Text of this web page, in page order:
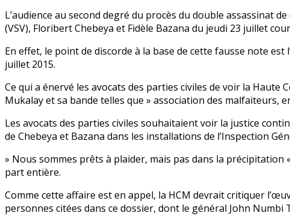
L’audience au second degré du procès du double assassinat
(VSV), Floribert Chebeya et Fidèle Bazana du jeudi 23 juillet
En effet, le point de discorde à la base de cette fausse note
juillet 2015.
Ce qui a énervé les avocats des parties civiles de voir la
Mukalay et sa bande telles que » association des malfaiteurs,
Les avocats des parties civiles souhaitaient voir la justice
de Chebeya et Bazana dans les installations de l’Inspection
» Nous sommes prêts à plaider, mais pas dans la précipitation
part entière.
Comme cette affaire est en appel, la HCM devrait critiquer
personnes citées dans ce dossier, dont le général John